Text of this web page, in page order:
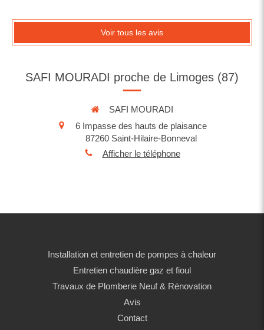
Voir tous les avis
SAFI MOURADI proche de Limoges (87)
SAFI MOURADI
6 Impasse des hauts de plaisance
87260 Saint-Hilaire-Bonneval
Afficher le téléphone
Installation et entretien de pompes à chaleur
Entretien chaudière gaz et fioul
Travaux de Plomberie Neuf & Rénovation
Avis
Contact